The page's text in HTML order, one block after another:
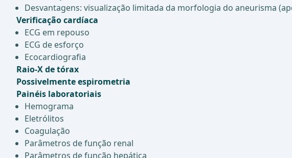
Desvantagens: visualização limitada da morfologia do aneurisma
Verificação cardíaca
ECG em repouso
ECG de esforço
Ecocardiografia
Raio-X de tórax
Possivelmente espirometria
Painéis laboratoriais
Hemograma
Eletrólitos
Coagulação
Parâmetros de função renal
Parâmetros de função hepática